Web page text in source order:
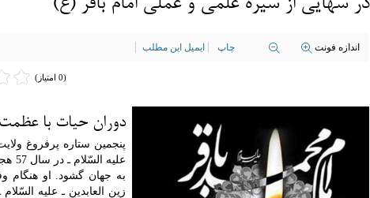
اندازه فونت چاپ ایمیل این مطلب
(0 امتیاز)
دوران حیات با
پنجمين ستاره پرفروغ
عليه السّلام ـ در سال 57 هجري
به جهان گشود. او هنگام